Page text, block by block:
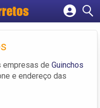
empresa
empresas de Guinchos
e endereço das